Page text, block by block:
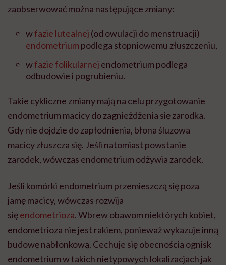
zaobserwować można następujące zmiany:
wfazie lutealnej (od owulacji do menstruacji)
endometrium podlega stopniowemu złuszczeniu,
wfazie folikularnej endometrium podlega
odbudowie i pogrubieniu.
Takie cykliczne zmiany mają na celu przygotowanie
endometrium macicy do zagnieżdżenia się zarodka.
Gdy nie dojdzie do zapłodnienia, błona śluzowa
macicy złuszcza się. Jeśli natomiast powstanie
zarodek, wówczas endometrium odżywia zarodek.
Jeśli komórki endometrium przemieszczą się poza
jamę macicy, wówczas rozwija
sięendometrioza.Wbrew obawom niektórych kobiet,
endometrioza nie jest rakiem, ponieważ wykazuje inną
budowę nabłonkową. Cechuje się obecnością ognisk
endometrium w takich nietypowych lokalizacjach jak